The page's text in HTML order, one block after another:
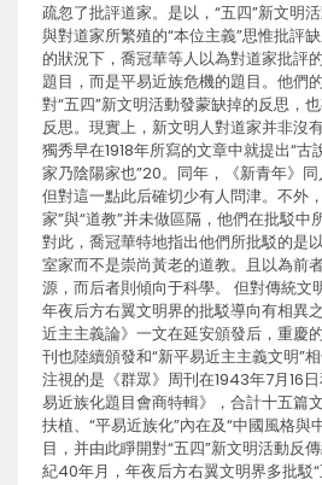
疏忽了批評道家。是以，“五四”新文明
與對道家所繁殖的“本位主義”思惟批評
的狀況下，喬冠華等人以為對道家批評
題目，而是平易近族危機的題目。他們
對“五四”新文明活動發蒙缺掉的反思，
反思。現實上，新文明人對道家并非沒
獨秀早在1918年所寫的文章中就提出“
家乃陰陽家也”20。同年，《新青年》
但對這一點此后確切少有人問津。不外
家”與“道教”并未做區隔，他們在批駁中
對此，喬冠華特地指出他們所批駁的是
室家而不是崇尚黃老的道教。且以為前
源，而后者則傾向于科學。 但對傳統文
年夜后方右翼文明界的批駁導向有相異
近主主義論》一文在延安頒發后，重慶
刊也陸續頒發和“新平易近主主義文明”
注視的是《群眾》周刊在1943年7月16
易近族化題目會商特輯》，合計十五篇
扶植、“平易近族化”內在及“中國風格與
目，并由此睜開對“五四”新文明活動反
紀40年月，年夜后方右翼文明界多批駁